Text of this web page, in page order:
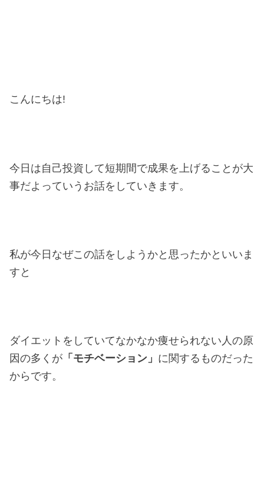
こんにちは!
今日は自己投資して短期間で成果を上げることが大
事だよっていうお話をしていきます。
私が今日なぜこの話をしようかと思ったかといいま
すと
ダイエットをしていてなかなか痩せられない人の原
因の多くが 「モチベーション」 に関するものだった
からです。